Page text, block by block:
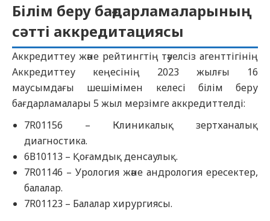
Білім беру бағдарламаларының
сәтті аккредитациясы
Аккредиттеу және рейтингтің тәуелсіз агенттігінің
Аккредиттеу кеңесінің 2023 жылғы 16
маусымдағы шешімімен келесі білім беру
бағдарламалары 5 жыл мерзімге аккредиттелді:
7R01156 – Клиникалық зертханалық
диагностика.
6В10113 – Қоғамдық денсаулық.
7R01146 – Урология және андрология ересектер,
балалар.
7R01123 – Балалар хирургиясы.